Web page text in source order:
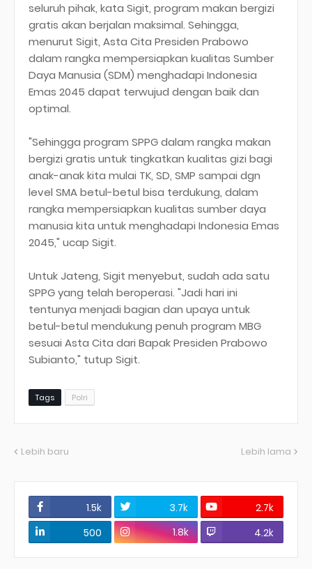
seluruh pihak, kata Sigit, program makan bergizi
gratis akan berjalan maksimal. Sehingga,
menurut Sigit, Asta Cita Presiden Prabowo
dalam rangka mempersiapkan kualitas Sumber
Daya Manusia (SDM) menghadapi Indonesia
Emas 2045 dapat terwujud dengan baik dan
optimal.
"Sehingga program SPPG dalam rangka makan
bergizi gratis untuk tingkatkan kualitas gizi bagi
anak-anak kita mulai TK, SD, SMP sampai dgn
level SMA betul-betul bisa terdukung, dalam
rangka mempersiapkan kualitas sumber daya
manusia kita untuk menghadapi Indonesia Emas
2045," ucap Sigit.
Untuk Jateng, Sigit menyebut, sudah ada satu
SPPG yang telah beroperasi. "Jadi hari ini
tentunya menjadi bagian dan upaya untuk
betul-betul mendukung penuh program MBG
sesuai Asta Cita dari Bapak Presiden Prabowo
Subianto," tutup Sigit.
Tags Polri
Lebih baru Lebih lama
1.5k 3.7k
2.7k
500
1.8k 4.2k